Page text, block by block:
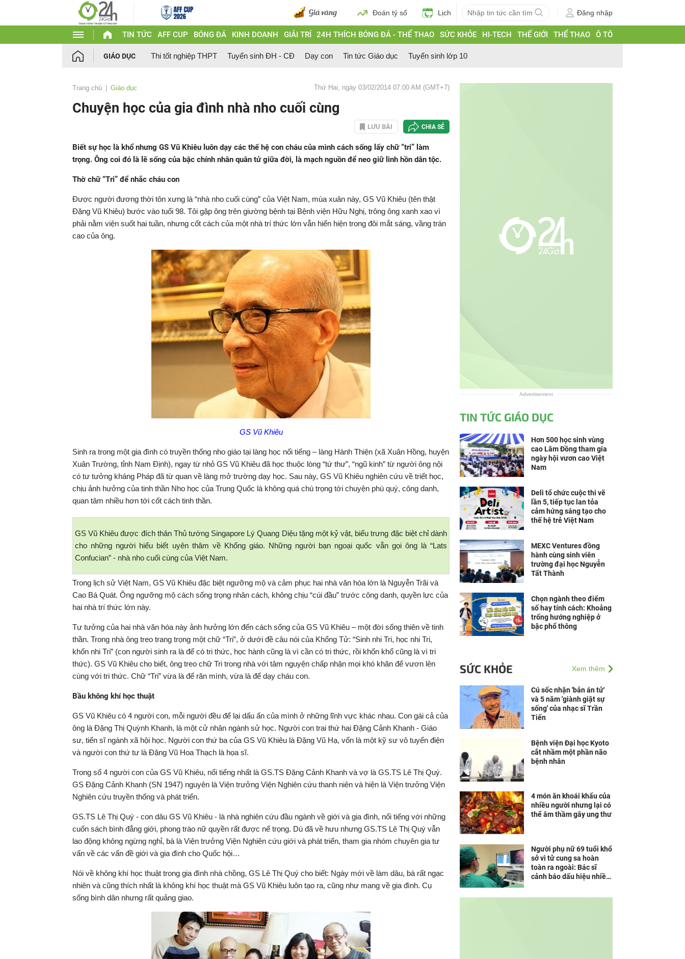
Đoán tỷ số Lịch Đăng nhập
TIN TỨC AFF CUP BÓNG ĐÁ KINH DOANH GIẢI TRÍ 24H THÍCH BÓNG ĐÁ - THỂ THAO SỨC KHỎE HI-TECH THẾ GIỚI THỂ THAO Ô TÔ
GIÁO DỤC Thi tốt nghiệp THPT Tuyển sinh ĐH - CĐ Dạy con Tin tức Giáo dục Tuyển sinh lớp 10
Trang chủ Giáo dục Thứ Hai, ngày 03/02/2014 07:00 AM (GMT+7)
Chuyện học của gia đình nhà nho cuối cùng
LƯU BÀI CHIA SẺ
Biết sự học là khổ nhưng GS Vũ Khiêu luôn dạy các thế hệ con cháu của mình cách sống lấy chữ “tri” làm
trọng. Ông coi đó là lẽ sống của bậc chính nhân quân tử giữa đời, là mạch nguồn để neo giữ linh hồn dân tộc.
Thờ chữ “Tri” để nhắc cháu con
Được người đương thời tôn xưng là “nhà nho cuối cùng” của Việt Nam, mùa xuân này, GS Vũ Khiêu (tên thật
Đặng Vũ Khiêu) bước vào tuổi 98. Tôi gặp ông trên giường bệnh tại Bệnh viện Hữu Nghị, trông ông xanh xao vì
phải nằm viện suốt hai tuần, nhưng cốt cách của một nhà trí thức lớn vẫn hiển hiện trong đôi mắt sáng, vầng trán
cao của ông.
GS Vũ Khiêu
Sinh ra trong một gia đình có truyền thống nho giáo tại làng học nổi tiếng – làng Hành Thiện (xã Xuân Hồng, huyện
Xuân Trường, tỉnh Nam Định), ngay từ nhỏ GS Vũ Khiêu đã học thuộc lòng “tứ thư”, “ngũ kinh” từ người ông nội
có tư tưởng kháng Pháp đã từ quan về làng mở trường dạy học. Sau này, GS Vũ Khiêu nghiên cứu về triết học,
chịu ảnh hưởng của tinh thần Nho học của Trung Quốc là không quá chú trọng tới chuyện phú quý, công danh,
quan tâm nhiều hơn tới cốt cách tinh thần.
GS Vũ Khiêu được đích thân Thủ tướng Singapore Lý Quang Diệu tặng một kỷ vật, biểu trưng đặc biệt chỉ dành
cho những người hiểu biết uyên thâm về Khổng giáo. Những người bạn ngoại quốc vẫn gọi ông là “Lats
Confucian” - nhà nho cuối cùng của Việt Nam.
Trong lịch sử Việt Nam, GS Vũ Khiêu đặc biệt ngưỡng mộ và cảm phục hai nhà văn hóa lớn là Nguyễn Trãi và
Cao Bá Quát. Ông ngưỡng mộ cách sống trọng nhân cách, không chịu “cúi đầu” trước công danh, quyền lực của
hai nhà trí thức lớn này.
Tư tưởng của hai nhà văn hóa này ảnh hưởng lớn đến cách sống của GS Vũ Khiêu – một đời sống thiên về tinh
thần. Trong nhà ông treo trang trọng một chữ “Tri”, ở dưới đề câu nói của Khổng Tử: “Sinh nhi Tri, học nhi Tri,
khốn nhi Tri” (con người sinh ra là để có tri thức, học hành cũng là vì cần có tri thức, rồi khốn khổ cũng là vì tri
thức). GS Vũ Khiêu cho biết, ông treo chữ Tri trong nhà với tâm nguyện chấp nhận mọi khó khăn để vươn lên
cùng với tri thức. Chữ “Tri” vừa là để răn mình, vừa là để dạy cháu con.
Bầu không khí học thuật
GS Vũ Khiêu có 4 người con, mỗi người đều để lại dấu ấn của mình ở những lĩnh vực khác nhau. Con gái cả của
ông là Đặng Thị Quỳnh Khanh, là một cử nhân ngành sử học. Người con trai thứ hai Đặng Cảnh Khanh - Giáo
sư, tiến sĩ ngành xã hội học. Người con thứ ba của GS Vũ Khiêu là Đặng Vũ Hạ, vốn là một kỹ sư vô tuyến điện
và người con thứ tư là Đặng Vũ Hoa Thạch là họa sĩ.
Trong số 4 người con của GS Vũ Khiêu, nổi tiếng nhất là GS.TS Đặng Cảnh Khanh và vợ là GS.TS Lê Thị Quý.
GS Đặng Cảnh Khanh (SN 1947) nguyên là Viện trưởng Viện Nghiên cứu thanh niên và hiện là Viện trưởng Viện
Nghiên cứu truyền thống và phát triển.
GS.TS Lê Thị Quý - con dâu GS Vũ Khiêu - là nhà nghiên cứu đầu ngành về giới và gia đình, nổi tiếng với những
cuốn sách bình đẳng giới, phong trào nữ quyền rất được nể trọng. Dù đã về hưu nhưng GS.TS Lê Thị Quý vẫn
lao động không ngừng nghỉ, bà là Viện trưởng Viện Nghiên cứu giới và phát triển, tham gia nhóm chuyên gia tư
vấn về các vấn đề giới và gia đình cho Quốc hội…
Nói về không khí học thuật trong gia đình nhà chồng, GS Lê Thị Quý cho biết: Ngày mới về làm dâu, bà rất ngạc
nhiên và cũng thích nhất là không khí học thuật mà GS Vũ Khiêu luôn tạo ra, cũng như mang về gia đình. Cụ
sống bình dân nhưng rất quảng giao.
Advertisement
TIN TỨC GIÁO DỤC
Hơn 500 học sinh vùng
cao Lâm Đồng tham gia
ngày hội vươn cao Việt
Nam
Deli tổ chức cuộc thi vẽ
lần 5, tiếp tục lan tỏa
cảm hứng sáng tạo cho
thế hệ trẻ Việt Nam
MEXC Ventures đồng
hành cùng sinh viên
trường đại học Nguyễn
Tất Thành
Chọn ngành theo điểm
số hay tính cách: Khoảng
trống hướng nghiệp ở
bậc phổ thông
SỨC KHỎE Xem thêm
Cú sốc nhận 'bản án tử'
và 5 năm 'giành giật sự
sống' của nhạc sĩ Trần
Tiến
Bệnh viện Đại học Kyoto
cắt nhầm một phần não
bệnh nhân
4 món ăn khoái khẩu của
nhiều người nhưng lại có
thể âm thầm gây ung thư
Người phụ nữ 69 tuổi khổ
sở vì tử cung sa hoàn
toàn ra ngoài: Bác sĩ
cảnh báo dấu hiệu nhiều